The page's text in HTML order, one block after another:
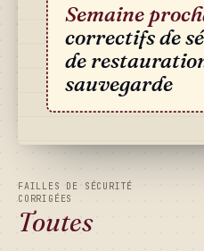
Semaine
correctifs de
de
sauvegarde
FAILLES DE SÉCURITÉ
CORRIGÉES
Toutes